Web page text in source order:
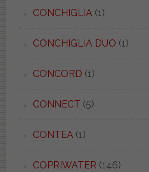
CONCHIGLIA(1)
CONCHIGLIA DUO (1)
CONCORD (1)
CONNECT (5)
CONTEA(1)
COPRIWATER (146)